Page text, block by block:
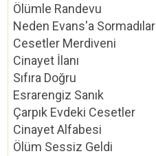
Ölümle Randevu
Neden Evans'a Sormadılar
Cesetler Merdiveni
Cinayet İlanı
Sıfıra Doğru
Esrarengiz Sanık
Çarpık Evdeki Cesetler
Cinayet Alfabesi
Ölüm Sessiz Geldi